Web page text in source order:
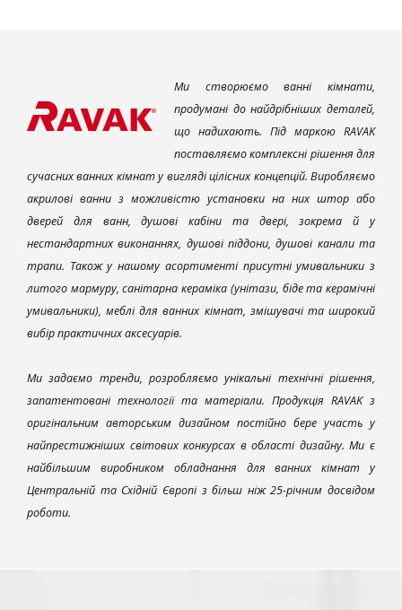
Ми створюємо ванні кімнати,
продумані до найдрібніших деталей,
що надихають. Під маркою RAVAK
поставляємо комплексні рішення для
сучасних ванних кімнат у вигляді цілісних концепцій. Виробляємо
акрилові ванни з можливістю установки на них штор або
дверей для ванн, душові кабіни та двері, зокрема й у
нестандартних виконаннях, душові піддони, душові канали та
трапи. Також у нашому асортименті присутні умивальники з
литого мармуру, санітарна кераміка (унітази, біде та керамічні
умивальники), меблі для ванних кімнат, змішувачі та широкий
вибір практичних аксесуарів.
Ми задаємо тренди, розробляємо унікальні технічні рішення,
запатентовані технології та матеріали. Продукція RAVAK з
оригінальним авторським дизайном постійно бере участь у
найпрестижніших світових конкурсах в області дизайну. Ми є
найбільшим виробником обладнання для ванних кімнат у
Центральній та Східній Європі з більш ніж 25-річним досвідом
роботи.